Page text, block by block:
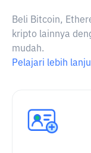
Beli Bitcoin,
kripto lainnya
mudah.
Pelajari lebih